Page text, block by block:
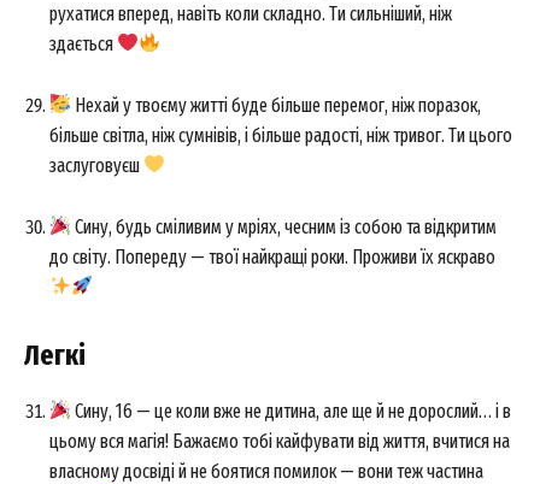
рухатися вперед, навіть коли складно. Ти сильніший, ніж
здається
Нехай у твоєму житті буде більше перемог, ніж поразок,
більше світла, ніж сумнівів, і більше радості, ніж тривог. Ти цього
заслуговуєш
Сину, будь сміливим у мріях, чесним із собою та відкритим
до світу. Попереду — твої найкращі роки. Проживи їх яскраво
Легкі
Сину, 16 — це коли вже не дитина, але ще й не дорослий… і в
цьому вся магія! Бажаємо тобі кайфувати від життя, вчитися на
власному досвіді й не боятися помилок — вони теж частина